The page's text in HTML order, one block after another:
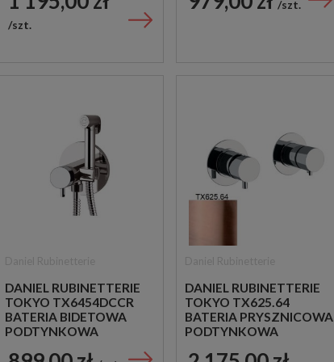
szt.
szt.
DANIEL RUBINETTERIE
TOKYO TX6454DCCR
BATERIA BIDETOWA
PODTYNKOWA
DANIEL RUBINETTERIE
TOKYO TX625.64
BATERIA PRYSZNICOWA
PODTYNKOWA